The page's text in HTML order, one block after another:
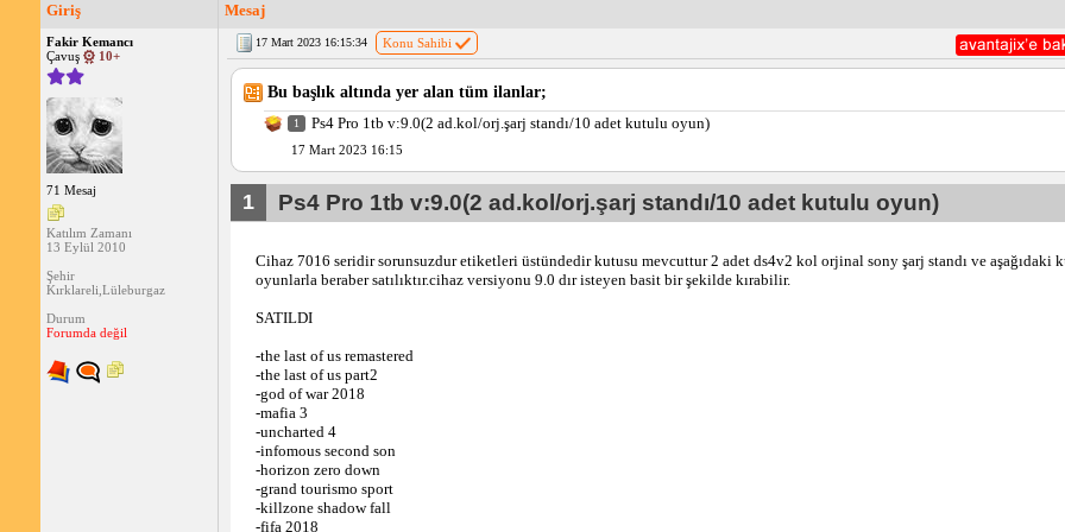
Giriş Mesaj
Fakir Kemancı
Çavuş
10+
71 Mesaj
Katılım Zamanı
13 Eylül 2010
Şehir
Kırklareli,Lüleburgaz
Durum
Forumda değil
17 Mart 2023 16:15:34 Konu Sahibi
Bu başlık altında yer alan tüm ilanlar;
1 Ps4 Pro 1tb v:9.0(2 ad.kol/orj.şarj standı/10 adet kutulu oyun)
17 Mart 2023 16:15
1 Ps4 Pro 1tb v:9.0(2 ad.kol/orj.şarj standı/10 adet kutulu oyun)
Cihaz 7016 seridir sorunsuzdur etiketleri üstündedir kutusu mevcuttur 2 adet ds4v2 kol orjinal sony şarj standı ve aşağıdaki
oyunlarla beraber satılıktır.cihaz versiyonu 9.0 dır isteyen basit bir şekilde kırabilir.
SATILDI
-the last of us remastered
-the last of us part2
-god of war 2018
-mafia 3
-uncharted 4
-infomous second son
-horizon zero down
-grand tourismo sport
-killzone shadow fall
-fifa 2018